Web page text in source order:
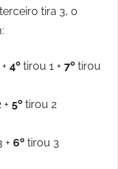
tira 3, o
4º tirou 1 + 7º tirou
5º tirou 2
+ 6º tirou 3